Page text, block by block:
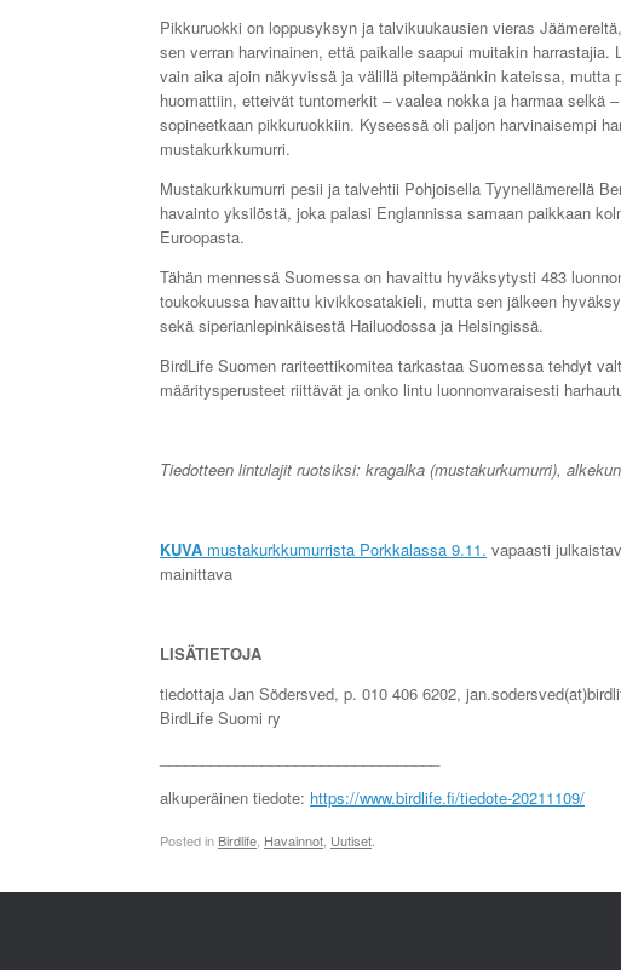
Pikkuruokki on loppusyksyn ja talvikuukausien vieras
sen verran harvinainen, että paikalle saapui muitakin harrastajia.
vain aika ajoin näkyvissä ja välillä pitempäänkin kateissa, mutta
huomattiin, etteivät tuntomerkit – vaalea nokka ja harmaa selkä –
sopineetkaan pikkuruokkiin. Kyseessä oli paljon harvinaisempi
mustakurkkumurri.
Mustakurkkumurri pesii ja talvehtii Pohjoisella Tyynellämerellä
havainto yksilöstä, joka palasi Englannissa samaan paikkaan
Euroopasta.
Tähän mennessä Suomessa on havaittu hyväksytysti 483
toukokuussa havaittu kivikkosatakieli, mutta sen jälkeen
sekä siperianlepinkäisestä Hailuodossa ja Helsingissä.
BirdLife Suomen rariteettikomitea tarkastaa Suomessa tehdyt
määritysperusteet riittävät ja onko lintu luonnonvaraisesti
Tiedotteen lintulajit ruotsiksi: kragalka (mustakurkumurri),
KUVA mustakurkkumurrista Porkkalassa 9.11. vapaasti
mainittava
LISÄTIETOJA
tiedottaja Jan Södersved, p. 010 406 6202,
BirdLife Suomi ry
alkuperäinen tiedote: https://www.birdlife.fi/tiedote-20211109/
Posted in Birdlife Havainnot Uutiset